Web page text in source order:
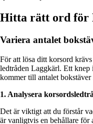
Hitta rätt ord för
Variera antalet
För att lösa ditt korsord
ledtråden Laggkärl. Ett
kommer till antalet
1. Analysera
Det är viktigt att du förstår
är vanligtvis en behållare för